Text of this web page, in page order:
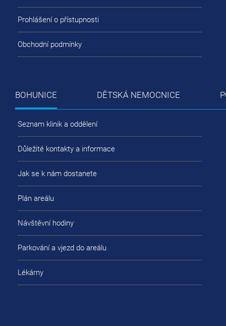
Prohlášení o přístupnosti
Obchodní podmínky
BOHUNICE DĚTSKÁ NEMOCNICE
Seznam klinik a oddělení
Důležité kontakty a informace
Jak se k nám dostanete
Plán areálu
Návštěvní hodiny
Parkování a vjezd do areálu
Lékárny